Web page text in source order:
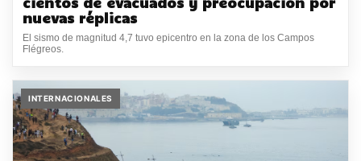
nuevas réplicas
El sismo de magnitud 4,7 tuvo epicentro en la zona de los Campos
Flégreos.
INTERNACIONALES